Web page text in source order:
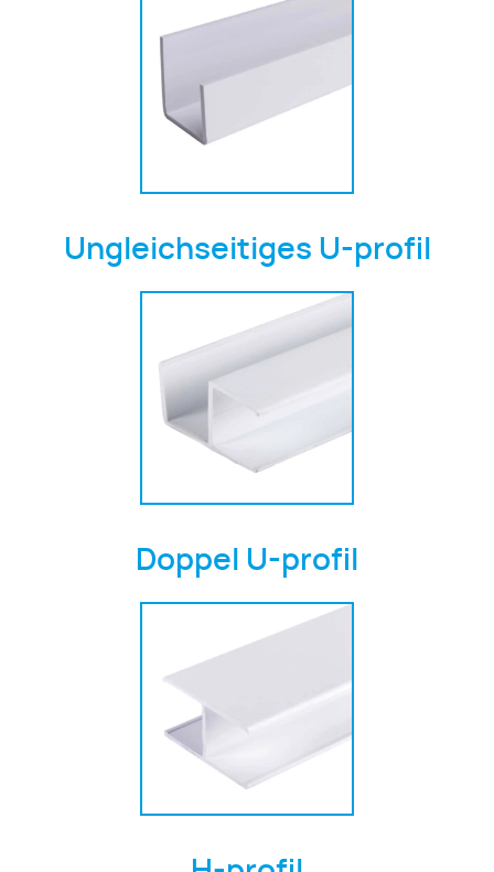
Ungleichseitiges U-profil
Doppel U-profil